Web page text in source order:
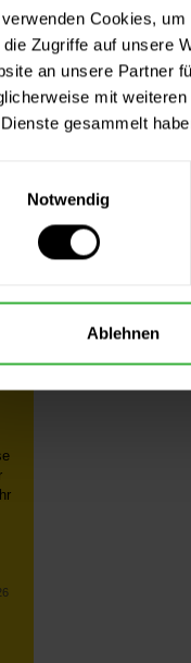
Cookies,
die Zugriffe auf unsere
an unsere Partner
mit
gesammelt
Notwendig
Ablehnen